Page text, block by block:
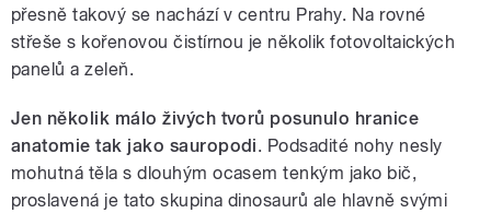
přesně takový se nachází v centru Prahy. Na rovné
střeše s kořenovou čistírnou je několik fotovoltaických
panelů a zeleň.
Jen několik málo živých tvorů posunulo hranice
anatomie tak jako sauropodi. Podsadité nohy nesly
mohutná těla s dlouhým ocasem tenkým jako bič,
proslavená je tato skupina dinosaurů ale hlavně svými